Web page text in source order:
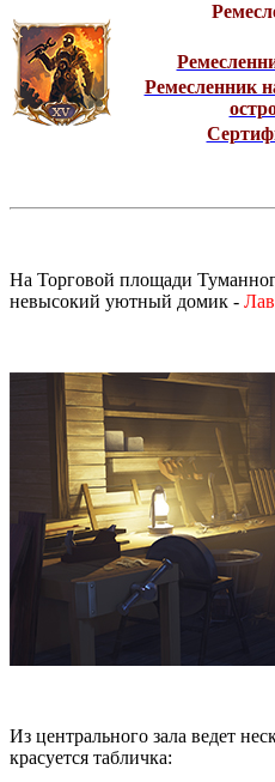
Ремесленник
На Торговой площади
невысокий уютный домик -
Из центрального зала ведет
красуется табличка: